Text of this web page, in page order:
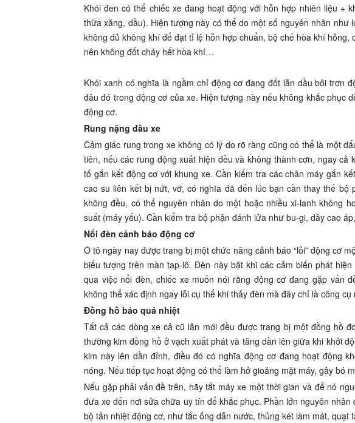
Khói đen có thể chiếc xe đang hoạt động với hỗn hợp nhiên liệu +
thừa xăng, dầu). Hiện tượng này có thể do một số nguyên nhân như
không đủ không khí để đạt tỉ lệ hỗn hợp chuẩn, bộ chế hòa khí hỏng,
nên không đốt cháy hết hòa khí…
Khói xanh có nghĩa là ngầm chỉ động cơ đang đốt lẫn dầu bôi trơn
đâu đó trong động cơ của xe. Hiện tượng này nếu không khắc phục
động cơ.
Rung nặng đầu xe
Cảm giác rung trong xe không có lý do rõ ràng cũng có thể là một
tiên, nếu các rung động xuất hiện đều và không thành cơn, ngay cả
tố gắn kết động cơ với khung xe. Cần kiểm tra các chân máy gắn
cao su liên kết bị nứt, vỡ, có nghĩa đã đến lúc bạn cần thay thế bộ
không đều, có thể nguyên nhân do một hoặc nhiều xi-lanh không
suất (máy yếu). Cần kiểm tra bộ phận đánh lửa như bu-gi, dây cao
Nổi đèn cảnh báo động cơ
Ô tô ngày nay được trang bị một chức năng cảnh báo “lỗi” động cơ
biểu tượng trên màn tap-lô. Đèn này bật khi các cảm biến phát
qua việc nổi đèn, chiếc xe muốn nói rằng động cơ đang gặp vấn
không thể xác định ngay lỗi cụ thể khi thấy đèn mà đây chỉ là công
Đồng hồ báo quá nhiệt
Tất cả các dòng xe cả cũ lẫn mới đều được trang bị một đồng hồ
thường kim đồng hồ ở vạch xuất phát và tăng dần lên giữa khi khởi
kim này lên dần đỉnh, điều đó có nghĩa động cơ đang hoạt động
nóng. Nếu tiếp tục hoạt động có thể làm hở gioăng mặt máy, gây bó
Nếu gặp phải vấn đề trên, hãy tắt máy xe một thời gian và để nó
đưa xe đến nơi sửa chữa uy tín để khắc phục. Phần lớn nguyên
bộ tản nhiệt động cơ, như tắc ống dẫn nước, thủng két làm mát, quạt